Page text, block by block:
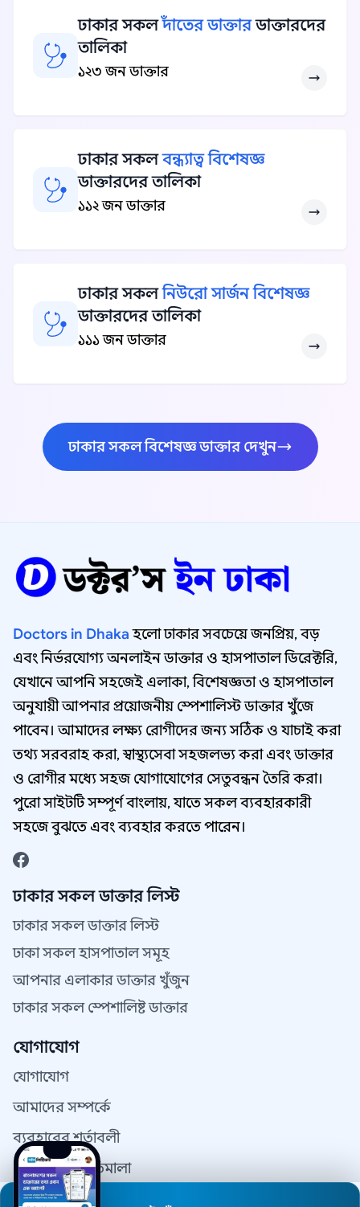
ঢাকার সকলদাঁতের ডাক্তারডাক্তারদের
তালিকা
১২৩ জন ডাক্তার
ঢাকার সকলবন্ধ্যাত্ব বিশেষজ্ঞ
ডাক্তারদের তালিকা
১১২ জন ডাক্তার
ঢাকার সকলনিউরো সার্জন বিশেষজ্ঞ
ডাক্তারদের তালিকা
১১১ জন ডাক্তার
ঢাকার সকল বিশেষজ্ঞ ডাক্তার দেখুন
Doctors in Dhakaহলো ঢাকার সবচেয়ে জনপ্রিয়, বড়
এবং নির্ভরযোগ্য অনলাইন ডাক্তার ও হাসপাতাল ডিরেক্টরি,
যেখানে আপনি সহজেই এলাকা, বিশেষজ্ঞতা ও হাসপাতাল
অনুযায়ী আপনার প্রয়োজনীয় স্পেশালিস্ট ডাক্তার খুঁজে
পাবেন। আমাদের লক্ষ্য রোগীদের জন্য সঠিক ও যাচাই করা
তথ্য সরবরাহ করা, স্বাস্থ্যসেবা সহজলভ্য করা এবং ডাক্তার
ও রোগীর মধ্যে সহজ যোগাযোগের সেতুবন্ধন তৈরি করা।
পুরো সাইটটি সম্পূর্ণ বাংলায়, যাতে সকল ব্যবহারকারী
সহজে বুঝতে এবং ব্যবহার করতে পারেন।
ঢাকার সকল ডাক্তার লিস্ট
ঢাকার সকল ডাক্তার লিস্ট
ঢাকা সকল হাসপাতাল সমূহ
আপনার এলাকার ডাক্তার খুঁজুন
ঢাকার সকল স্পেশালিষ্ট ডাক্তার
যোগাযোগ
যোগাযোগ
আমাদের সম্পর্কে
ব্যবহারের শর্তাবলী
গোপনীয়তা নীতিমালা
যোগাযোগ